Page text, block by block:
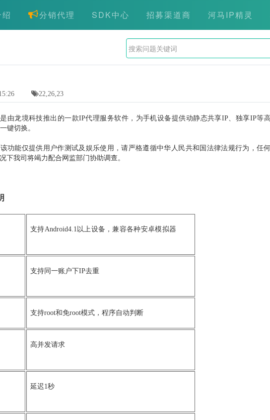
分销代理 SDK中心 招募渠道商 河马IP精灵
22,26,23
由龙境科技推出的一款IP代理服务软件，为手机设备提供动静态共享IP、独享IP等
键切换。
功能仅提供用户作测试及娱乐使用，请严格遵循中华人民共和国法律法规行为，任
下我司将竭力配合网监部门协助调查。
支持Android4.1以上设备，兼容各种安卓模拟器
支持同一账户下IP去重
支持root和免root模式，程序自动判断
高并发请求
延迟1秒